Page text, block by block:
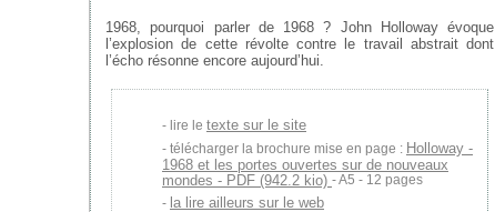
1968, pourquoi parler de 1968 ? John Holloway évoque
l’explosion de cette révolte contre le travail abstrait dont
l’écho résonne encore aujourd’hui.
lire le texte sur le site
télécharger la brochure mise en page : Holloway -
1968 et les portes ouvertes sur de nouveaux
mondes - PDF (942.2 kio) - A5 - 12 pages
la lire ailleurs sur le web